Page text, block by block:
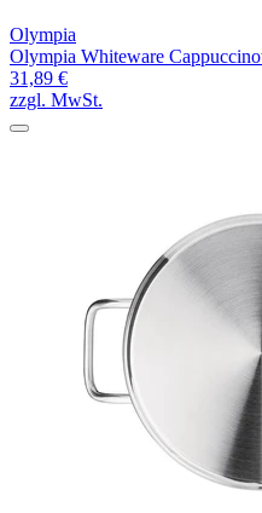
Olympia
Olympia Whiteware
31,89 €
zzgl. MwSt.